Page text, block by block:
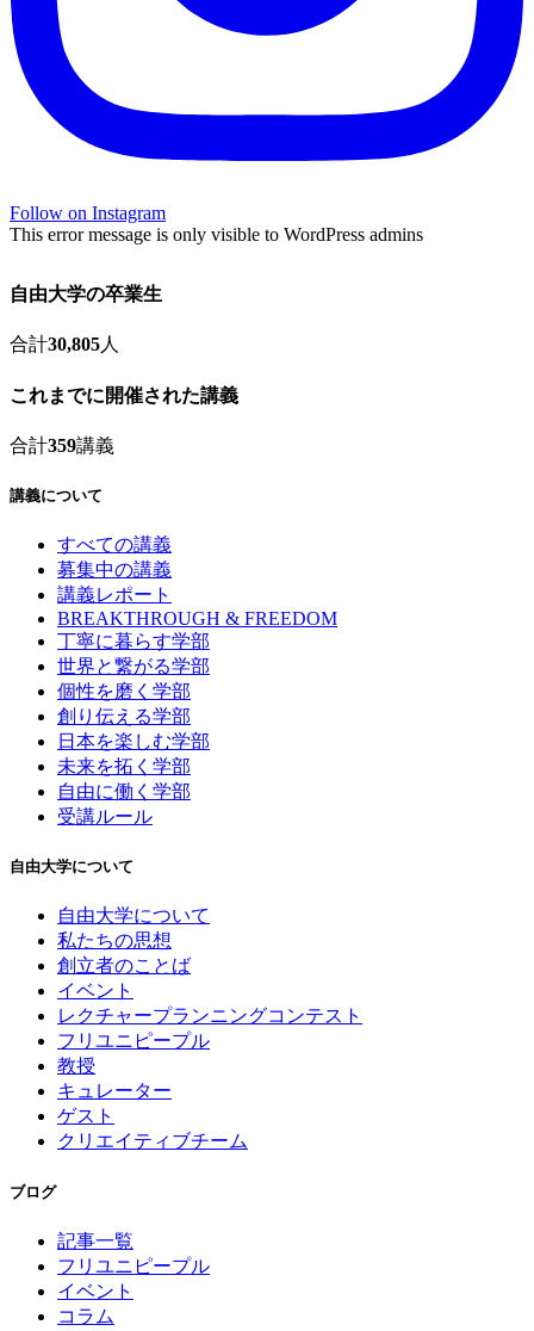
Follow on Instagram
This error message is only visible to WordPress admins
自由大学の卒業生
合計30,805人
これまでに開催された講義
合計359講義
講義について
すべての講義
募集中の講義
講義レポート
BREAKTHROUGH & FREEDOM
丁寧に暮らす学部
世界と繋がる学部
個性を磨く学部
創り伝える学部
日本を楽しむ学部
未来を拓く学部
自由に働く学部
受講ルール
自由大学について
自由大学について
私たちの思想
創立者のことば
イベント
レクチャープランニングコンテスト
フリユニピープル
教授
キュレーター
ゲスト
クリエイティブチーム
ブログ
記事一覧
フリユニピープル
イベント
コラム